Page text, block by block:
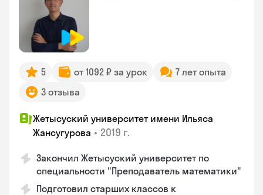
5 от 1092 ₽ за урок
7 лет опыта
3 отзыва
Жетысуский университет имени Ильяса
Жансугурова • 2019 г.
Закончил Жетысуский университет по
специальности "Преподаватель математики"
Подготовил старших классов к